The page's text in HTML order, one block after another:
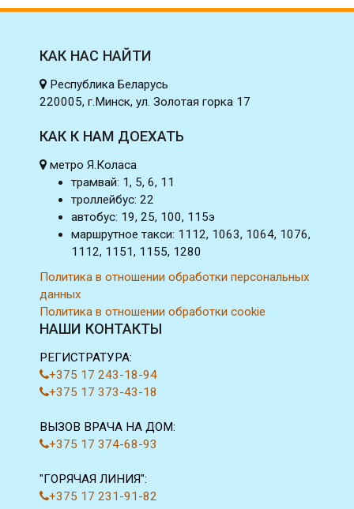
КАК НАС НАЙТИ
Республика Беларусь
220005, г.Минск, ул. Золотая горка 17
КАК К НАМ ДОЕХАТЬ
метро Я.Коласа
трамвай: 1, 5, 6, 11
троллейбус: 22
автобус: 19, 25, 100, 115э
маршрутное такси: 1112, 1063, 1064, 1076,
1112, 1151, 1155, 1280
Политика в отношении обработки персональных
данных
Политика в отношении обработки cookie
НАШИ КОНТАКТЫ
РЕГИСТРАТУРА:
+375 17 243-18-94
+375 17 373-43-18
ВЫЗОВ ВРАЧА НА ДОМ:
+375 17 374-68-93
"ГОРЯЧАЯ ЛИНИЯ":
+375 17 231-91-82